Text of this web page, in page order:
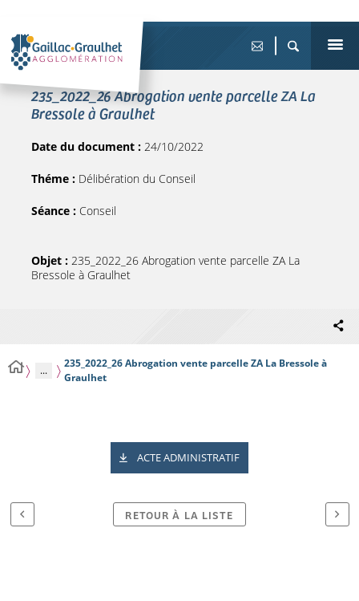
235_2022_26 Abrogation vente parcelle ZA La
Bressole à Graulhet
Date du document : 24/10/2022
Théme : Délibération du Conseil
Séance : Conseil
Objet : 235_2022_26 Abrogation vente parcelle ZA La
Bressole à Graulhet
...
235_2022_26 Abrogation vente parcelle ZA La Bressole à
Graulhet
ACTE ADMINISTRATIF
RETOUR À LA LISTE